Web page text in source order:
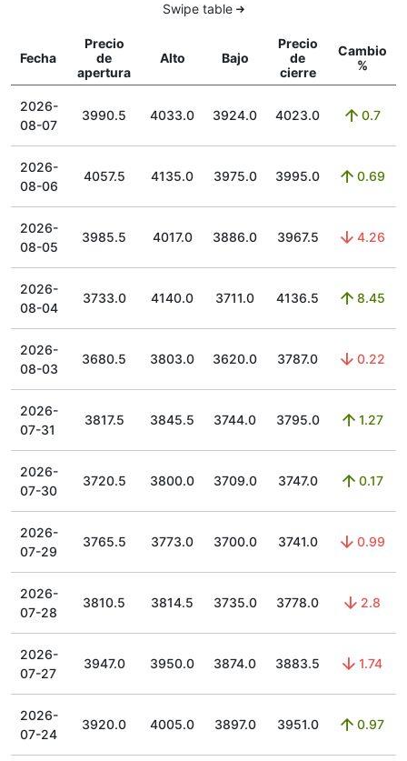
Swipe table
Fecha
Precio
de
apertura
Alto Bajo
Precio
de
cierre
Cambio
%
2026-
08-07
3990.5 4033.0 3924.0 4023.0 0.7
2026-
08-06
4057.5 4135.0 3975.0 3995.0 0.69
2026-
08-05
3985.5 4017.0 3886.0 3967.5 4.26
2026-
08-04
3733.0 4140.0 3711.0 4136.5 8.45
2026-
08-03
3680.5 3803.0 3620.0 3787.0 0.22
2026-
07-31
3817.5 3845.5 3744.0 3795.0 1.27
2026-
07-30
3720.5 3800.0 3709.0 3747.0 0.17
2026-
07-29
3765.5 3773.0 3700.0 3741.0 0.99
2026-
07-28
3810.5 3814.5 3735.0 3778.0 2.8
2026-
07-27
3947.0 3950.0 3874.0 3883.5 1.74
2026-
07-24
3920.0 4005.0 3897.0 3951.0 0.97